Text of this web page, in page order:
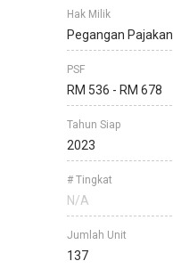
Hak Milik
Pegangan Pajakan
PSF
RM 536 - RM 678
Tahun Siap
2023
# Tingkat
N/A
Jumlah Unit
137